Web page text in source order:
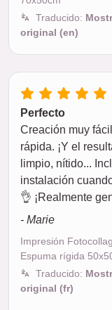
Traducido:
original (en)
Perfecto
Creación muy
rápida. ¡Y el
limpio, nítido...
instalación
👌 ¡Realmente
- Marie
Impresión
Espuma rígida
Traducido:
original (fr)